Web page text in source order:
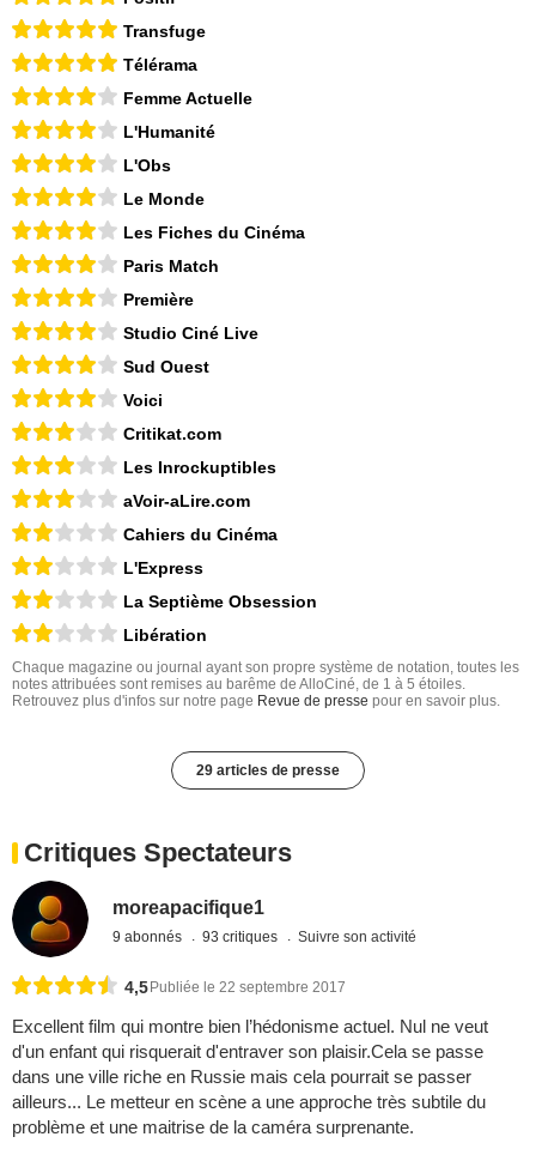
Transfuge
Télérama
Femme Actuelle
L'Humanité
L'Obs
Le Monde
Les Fiches du Cinéma
Paris Match
Première
Studio Ciné Live
Sud Ouest
Voici
Critikat.com
Les Inrockuptibles
aVoir-aLire.com
Cahiers du Cinéma
L'Express
La Septième Obsession
Libération
Chaque magazine ou journal ayant son propre système de notation, toutes les
notes attribuées sont remises au barême de AlloCiné, de 1 à 5 étoiles.
Retrouvez plus d'infos sur notre page Revue de presse pour en savoir plus.
29 articles de presse
Critiques Spectateurs
moreapacifique1
9 abonnés 93 critiques Suivre son activité
4,5 Publiée le 22 septembre 2017
Excellent film qui montre bien l’hédonisme actuel. Nul ne veut
d'un enfant qui risquerait d'entraver son plaisir.Cela se passe
dans une ville riche en Russie mais cela pourrait se passer
ailleurs... Le metteur en scène a une approche très subtile du
problème et une maitrise de la caméra surprenante.